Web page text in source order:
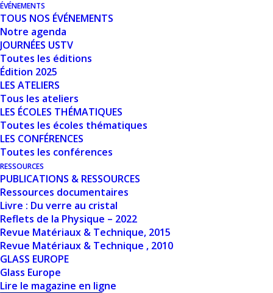
ÉVÉNEMENTS
TOUS NOS ÉVÉNEMENTS
Notre agenda
JOURNÉES USTV
Toutes les éditions
Édition 2025
LES ATELIERS
Tous les ateliers
LES ÉCOLES THÉMATIQUES
Toutes les écoles thématiques
LES CONFÉRENCES
Toutes les conférences
RESSOURCES
PUBLICATIONS & RESSOURCES
Ressources documentaires
Livre : Du verre au cristal
Reflets de la Physique – 2022
Revue Matériaux & Technique, 2015
Revue Matériaux & Technique , 2010
GLASS EUROPE
Glass Europe
Lire le magazine en ligne